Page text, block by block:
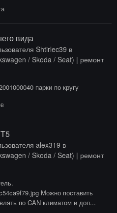
вида
Shtirlec39 в
/ Skoda / Seat) | ремонт
парки по кругу
alex319 в
/ Skoda / Seat) | ремонт
Можно поставить
по CAN климатом и доп...